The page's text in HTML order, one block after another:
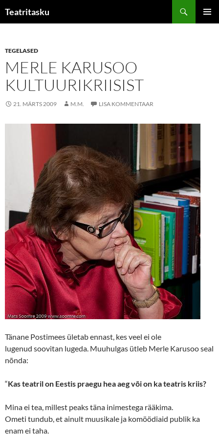
sisu
Teatritasku
TEGELASED
MERLE KARUSOO
KULTUURIKRIISIST
21. MÄRTS 2009 M.M. LISA KOMMENTAAR
Tänane Postimees ületab ennast, kes veel ei ole
lugenud soovitan lugeda. Muuhulgas ütleb Merle Karusoo seal
nõnda:
“Kas teatril on Eestis praegu hea aeg või on ka teatris kriis?
Mina ei tea, millest peaks täna inimestega rääkima.
Ometi tundub, et ainult muusikale ja komöödiaid publik ka
enam ei taha.